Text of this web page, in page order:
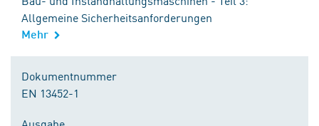
Allgemeine Sicherheitsanforderungen
Mehr
Dokumentnummer
EN 13452-1